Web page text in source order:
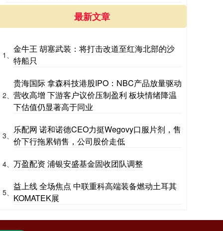
最新文章
1、
金牛王 胡塞武装：将打击改道至红海北部的沙
特船只
2、
贵海国际 拿森科技港股IPO：NBC产品放量驱动
营收高增 下游客户议价压制盈利 板块情绪降温
下估值仍显著高于同业
3、
乐配网 诺和诺德CEO力挺Wegovy口服片剂，售
价下行拖累销售，公司股价走低
4、 万盈配资 浦银安盛基金固收团队调整
5、
益上线 全场焦点 中联重科高端装备燃动土耳其
KOMATEK展